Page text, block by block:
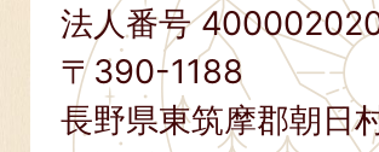
法人番号
〒390-1188
長野県東筑摩郡朝日